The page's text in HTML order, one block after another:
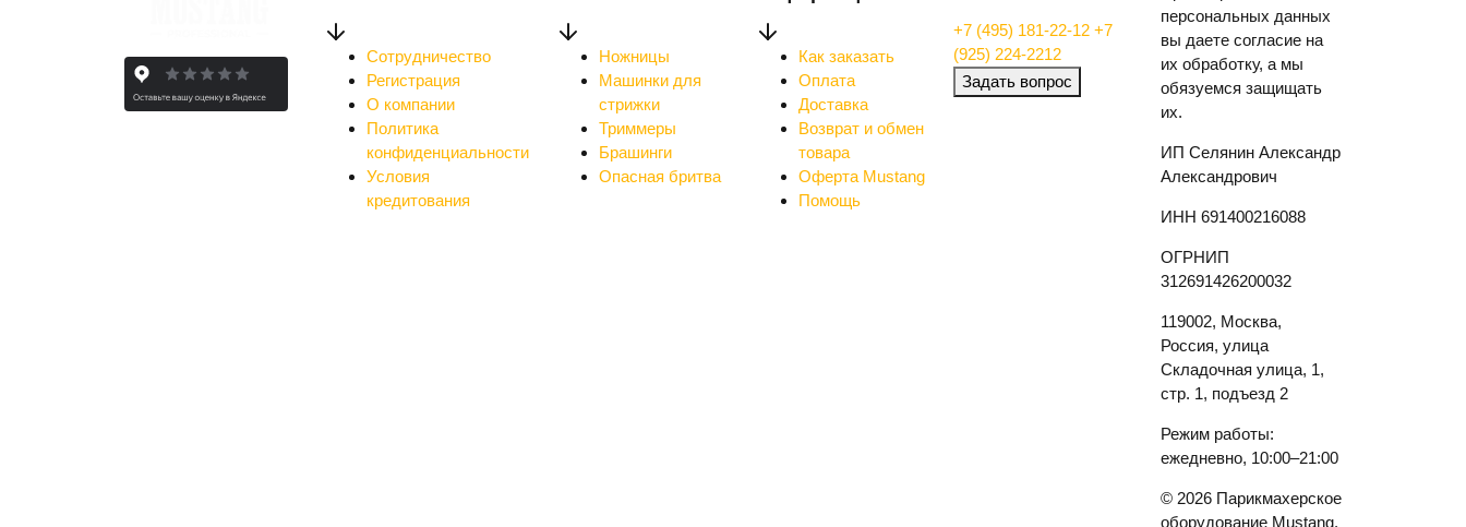
Сотрудничество
Регистрация
О компании
Политика
конфиденциальности
Условия
кредитования
Ножницы
Машинки для
стрижки
Триммеры
Брашинги
Опасная бритва
Как заказать
Оплата
Доставка
Возврат и обмен
товара
Оферта Mustang
Помощь
+7 (495) 181-22-12 +7
(925) 224-2212
Задать вопрос
персональных данных
вы даете согласие на
их обработку, а мы
обязуемся защищать
их.
ИП Селянин Александр
Александрович
ИНН 691400216088
ОГРНИП
312691426200032
119002, Москва,
Россия, улица
Складочная улица, 1,
стр. 1, подъезд 2
Режим работы:
ежедневно, 10:00–21:00
© 2026 Парикмахерское
оборудование Mustang.